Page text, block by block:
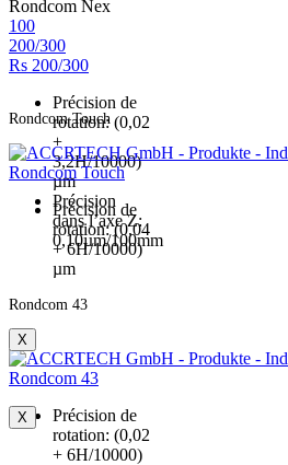
Rondcom Nex
100
200/300
Rs 200/300
Précision de
rotation: (0,02
+
3,2H/10000)
µm
Précision
dans l’axe Z:
0,10µm/100mm
Rondcom Touch
Rondcom Touch
Précision de
rotation: (0,04
+ 6H/10000)
µm
Rondcom 43
Rondcom 43
Précision de
rotation: (0,02
+ 6H/10000)
X
X